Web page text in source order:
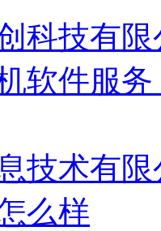
科技有
软件服
技术有
么样